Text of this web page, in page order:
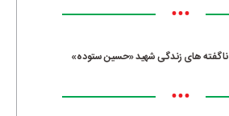
•••
ناگفته های زندگی شهید «حسین ستوده»
•••